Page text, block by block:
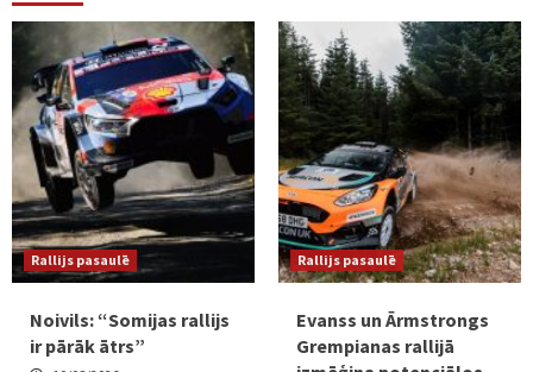
Rallijs pasaulē
Noivils: “Somijas rallijs
ir pārāk ātrs”
Rallijs pasaulē
Evanss un Ārmstrongs
Grempianas rallijā